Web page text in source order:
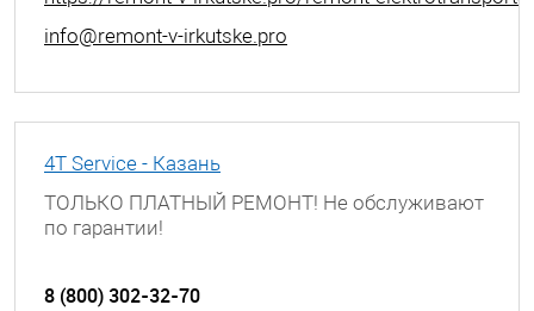
info@remont-v-irkutske.pro
4T Service - Казань
ТОЛЬКО ПЛАТНЫЙ РЕМОНТ! Не обслуживают
по гарантии!
8 (800) 302-32-70